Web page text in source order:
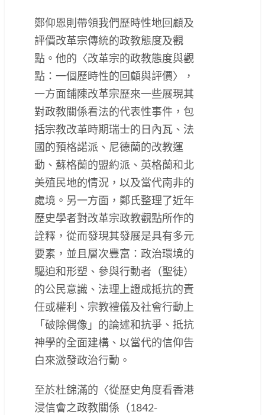
鄭仰恩則帶領我們歷時性地回顧及
評價改革宗傳統的政教態度及觀
點。他的〈改革宗的政教態度與觀
點：一個歷時性的回顧與評價〉，
一方面鋪陳改革宗歷來一些展現其
對政教關係看法的代表性事件，包
括宗教改革時期瑞士的日內瓦、法
國的預格諾派、尼德蘭的改教運
動、蘇格蘭的盟約派、英格蘭和北
美殖民地的情況，以及當代南非的
處境。另一方面，鄭氏整理了近年
歷史學者對改革宗政教觀點所作的
詮釋，從而發現其發展是具有多元
要素，並且層次豐富：政治環境的
驅迫和形塑、參與行動者（聖徒）
的公民意識、法理上證成抵抗的責
任或權利、宗教禮儀及社會行動上
「破除偶像」的論述和抗爭、抵抗
神學的全面建構、以當代的信仰告
白來激發政治行動。
至於杜錦滿的〈從歷史角度看香港
浸信會之政教關係（1842-